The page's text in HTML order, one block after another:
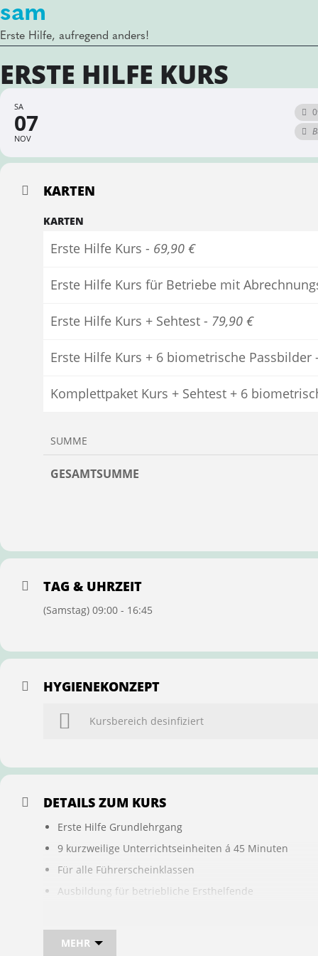
sam
Erste Hilfe, aufregend anders!
ERSTE HILFE KURS
SA
07
NOV
KARTEN
KARTEN
Erste Hilfe Kurs - 69,90 €
Erste Hilfe Kurs für Betriebe mit
Erste Hilfe Kurs + Sehtest - 79,90 €
Erste Hilfe Kurs + 6 biometrische Passbilder
Komplettpaket Kurs + Sehtest + 6
SUMME
GESAMTSUMME
TAG & UHRZEIT
(Samstag) 09:00 - 16:45
HYGIENEKONZEPT
Kursbereich desinfiziert
DETAILS ZUM KURS
Erste Hilfe Grundlehrgang
9 kurzweilige Unterrichtseinheiten á 45 Minuten
Für alle Führerscheinklassen
Ausbildung für betriebliche Ersthelfende
Bei sam kannst du direkt im Kurs auch gleich, den für
MEHR